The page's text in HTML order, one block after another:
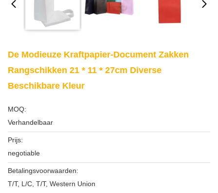
De Modieuze Kraftpapier-Document Zakken
Rangschikken 21 * 11 * 27cm Diverse
Beschikbare Kleur
MOQ:
Verhandelbaar
Prijs:
negotiable
Betalingsvoorwaarden:
T/T, L/C, T/T, Western Union